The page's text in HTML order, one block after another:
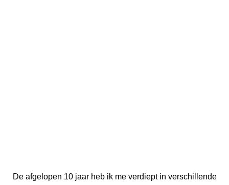
De afgelopen 10 jaar heb ik me verdiept in verschillende